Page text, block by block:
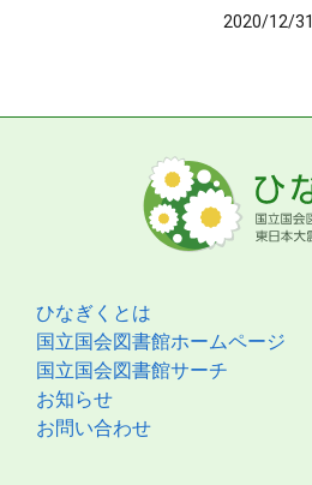
2020/12/31
ひなぎくとは
国立国会図書館ホームページ
国立国会図書館サーチ
お知らせ
お問い合わせ